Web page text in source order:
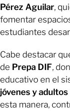
Pérez Aguilar,
fomentar
estudiantes
Cabe destacar
de Prepa DIF,
educativo en el
jóvenes y adultos
esta manera,